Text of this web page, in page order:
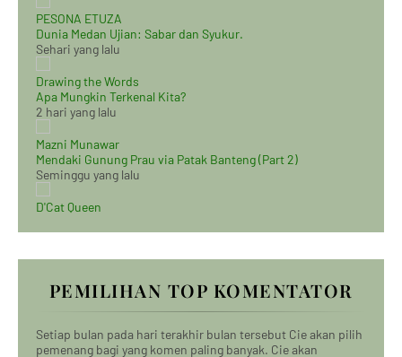
PESONA ETUZA
Dunia Medan Ujian: Sabar dan Syukur.
Sehari yang lalu
Drawing the Words
Apa Mungkin Terkenal Kita?
2 hari yang lalu
Mazni Munawar
Mendaki Gunung Prau via Patak Banteng (Part 2)
Seminggu yang lalu
D'Cat Queen
PEMILIHAN TOP KOMENTATOR
Setiap bulan pada hari terakhir bulan tersebut Cie akan pilih
pemenang bagi yang komen paling banyak. Cie akan